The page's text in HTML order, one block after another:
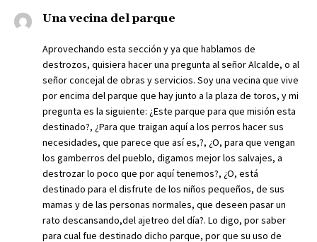
Una vecina del parque
Aprovechando esta sección y ya que hablamos de
destrozos, quisiera hacer una pregunta al señor Alcalde, o al
señor concejal de obras y servicios. Soy una vecina que vive
por encima del parque que hay junto a la plaza de toros, y mi
pregunta es la siguiente: ¿Este parque para que misión esta
destinado?, ¿Para que traigan aquí a los perros hacer sus
necesidades, que parece que así es,?, ¿O, para que vengan
los gamberros del pueblo, digamos mejor los salvajes, a
destrozar lo poco que por aquí tenemos?, ¿O, está
destinado para el disfrute de los niños pequeños, de sus
mamas y de las personas normales, que deseen pasar un
rato descansando,del ajetreo del día?. Lo digo, por saber
para cual fue destinado dicho parque, por que su uso de